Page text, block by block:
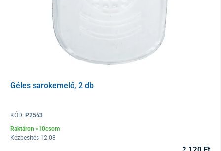
Géles sarokemelő, 2 db
KÓD: P2563
Raktáron >10csom
Kézbesítés 12.08